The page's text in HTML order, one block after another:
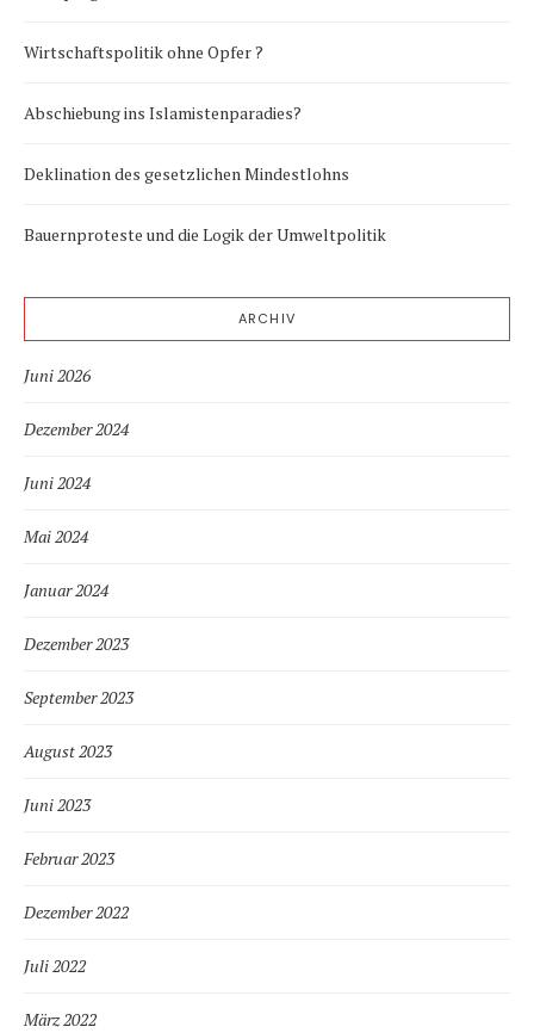
Wirtschaftspolitik ohne Opfer ?
Abschiebung ins Islamistenparadies?
Deklination des gesetzlichen Mindestlohns
Bauernproteste und die Logik der Umweltpolitik
ARCHIV
Juni 2026
Dezember 2024
Juni 2024
Mai 2024
Januar 2024
Dezember 2023
September 2023
August 2023
Juni 2023
Februar 2023
Dezember 2022
Juli 2022
März 2022